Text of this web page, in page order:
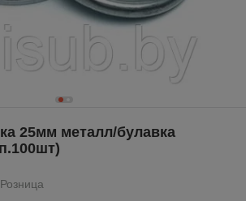
25мм металл/булавка
Розница